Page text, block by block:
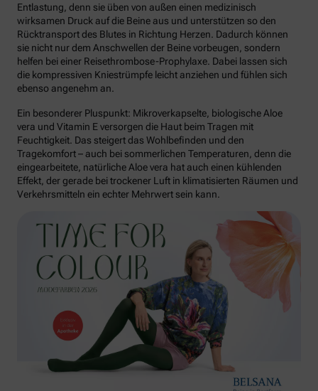
Entlastung, denn sie üben von außen einen medizinisch
wirksamen Druck auf die Beine aus und unterstützen so den
Rücktransport des Blutes in Richtung Herzen. Dadurch können
sie nicht nur dem Anschwellen der Beine vorbeugen, sondern
helfen bei einer Reisethrombose-Prophylaxe. Dabei lassen sich
die kompressiven Kniestrümpfe leicht anziehen und fühlen sich
ebenso angenehm an.
Ein besonderer Pluspunkt: Mikroverkapselte, biologische Aloe
vera und Vitamin E versorgen die Haut beim Tragen mit
Feuchtigkeit. Das steigert das Wohlbefinden und den
Tragekomfort – auch bei sommerlichen Temperaturen, denn die
eingearbeitete, natürliche Aloe vera hat auch einen kühlenden
Effekt, der gerade bei trockener Luft in klimatisierten Räumen und
Verkehrsmitteln ein echter Mehrwert sein kann.